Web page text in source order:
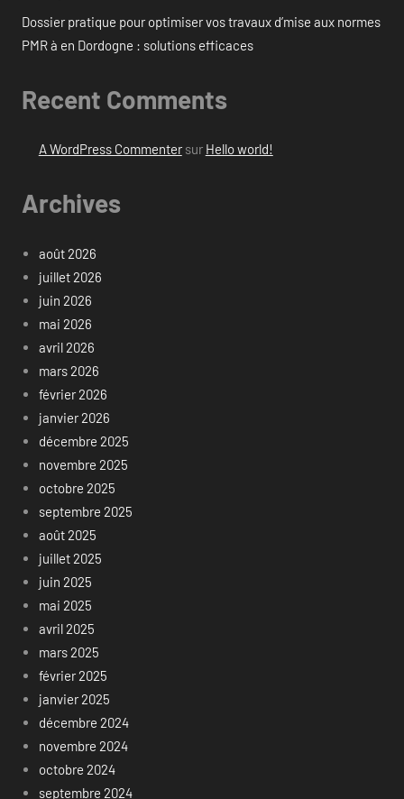
Dossier pratique pour optimiser vos travaux d’mise aux normes
PMR à en Dordogne : solutions efficaces
Recent Comments
A WordPress Commentersur Hello world!
Archives
août 2026
juillet 2026
juin 2026
mai 2026
avril 2026
mars 2026
février 2026
janvier 2026
décembre 2025
novembre 2025
octobre 2025
septembre 2025
août 2025
juillet 2025
juin 2025
mai 2025
avril 2025
mars 2025
février 2025
janvier 2025
décembre 2024
novembre 2024
octobre 2024
septembre 2024